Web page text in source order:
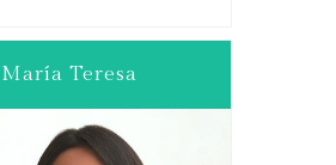
María Teresa